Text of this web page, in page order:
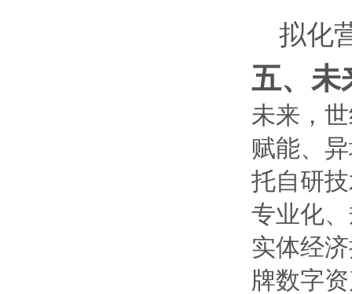
拟化
五、未
未来，
赋能、
托自研
专业化
实体经
牌数字